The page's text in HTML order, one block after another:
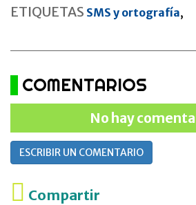
ETIQUETAS SMS y ortografía,
COMENTARIOS
No hay
ESCRIBIR UN COMENTARIO
Compartir